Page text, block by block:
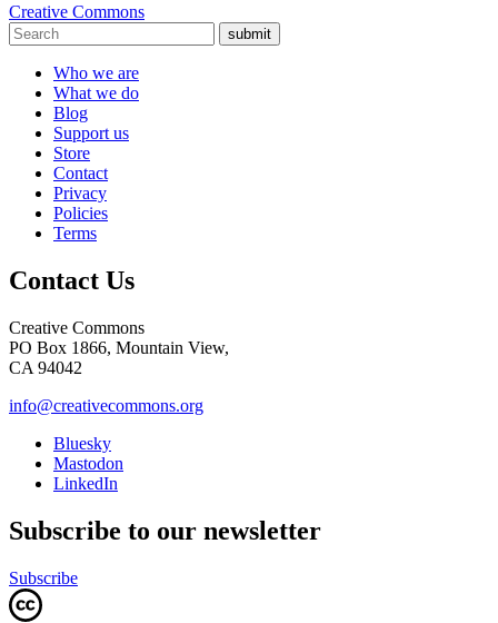
Creative Commons
submit
Who we are
What we do
Blog
Support us
Store
Contact
Privacy
Policies
Terms
Contact Us
Creative Commons
PO Box 1866, Mountain View,
CA 94042
info@creativecommons.org
Bluesky
Mastodon
LinkedIn
Subscribe to our newsletter
Subscribe